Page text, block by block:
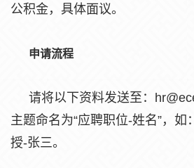
公积金，具体面议。
申请流程
请将以下资料发送至：
主题命名为“应聘职位-姓名”，如
授-张三。